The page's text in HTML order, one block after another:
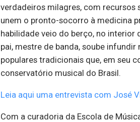
verdadeiros milagres, com recursos
unem o pronto-socorro à medicina
habilidade veio do berço, no interior
pai, mestre de banda, soube
populares tradicionais que, em seu
conservatório musical do Brasil.
Leia aqui uma entrevista com José
Com a curadoria da Escola de